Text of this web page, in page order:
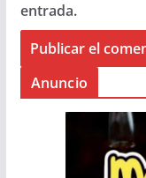
entrada.
Anuncio